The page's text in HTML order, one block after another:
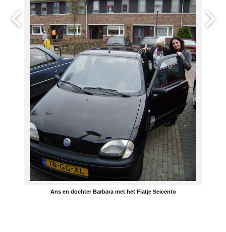
Ans en dochter Barbara met het Fiatje Seicento